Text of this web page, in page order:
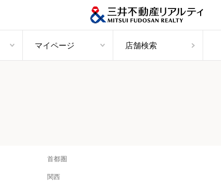
マイページ 店舗検索
首都圏
関西